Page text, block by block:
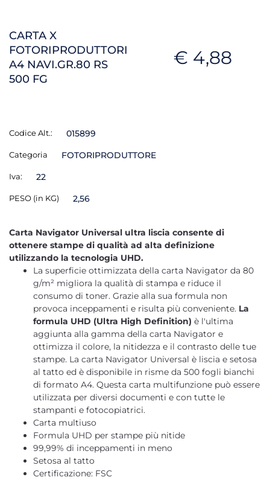
CARTA X
FOTORIPRODUTTORI
A4 NAVI.GR.80 RS
500 FG
€ 4,88
Codice Alt.: 015899
Categoria FOTORIPRODUTTORE
Iva: 22
PESO (in KG) 2,56
Carta Navigator Universal ultra liscia consente di
ottenere stampe di qualità ad alta definizione
utilizzando la tecnologia UHD.
La superficie ottimizzata della carta Navigator da 80
g/m² migliora la qualità di stampa e riduce il
consumo di toner. Grazie alla sua formula non
provoca inceppamenti e risulta più conveniente. La
formula UHD (Ultra High Definition) è l'ultima
aggiunta alla gamma della carta Navigator e
ottimizza il colore, la nitidezza e il contrasto delle tue
stampe. La carta Navigator Universal è liscia e setosa
al tatto ed è disponibile in risme da 500 fogli bianchi
di formato A4. Questa carta multifunzione può essere
utilizzata per diversi documenti e con tutte le
stampanti e fotocopiatrici.
Carta multiuso
Formula UHD per stampe più nitide
99,99% di inceppamenti in meno
Setosa al tatto
Certificazione: FSC